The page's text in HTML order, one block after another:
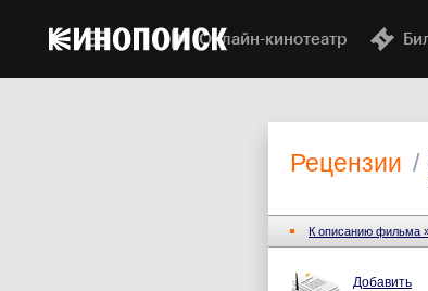
Онлайн-кинотеатр
Рецензии /
К описанию фильма
Добавить